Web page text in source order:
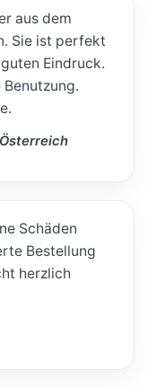
aus dem
Sie ist perfekt
Eindruck.
Schäden
Bestellung
herzlich